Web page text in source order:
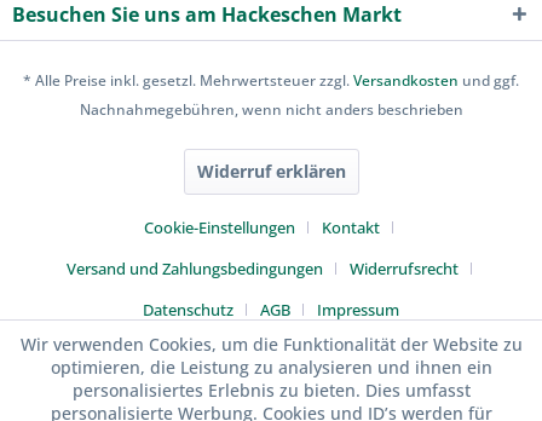
Besuchen Sie uns am Hackeschen Markt
* Alle Preise inkl. gesetzl. Mehrwertsteuer zzgl.Versandkosten und ggf.
Nachnahmegebühren, wenn nicht anders beschrieben
Widerruf erklären
Cookie-Einstellungen
Kontakt
Versand und Zahlungsbedingungen
Widerrufsrecht
Datenschutz
AGB Impressum
Wir verwenden Cookies, um die Funktionalität der Website zu
optimieren, die Leistung zu analysieren und ihnen ein
personalisiertes Erlebnis zu bieten. Dies umfasst
personalisierte Werbung. Cookies und ID’s werden für